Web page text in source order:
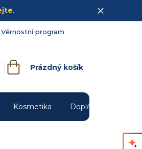
program
Nákupní
Prázdný košík
Kosmetika Doplňky